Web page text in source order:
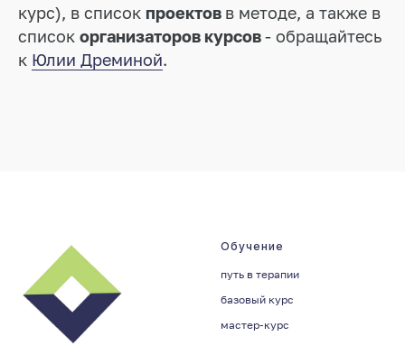
курс), в список проектов в методе, а также в
список организаторов курсов- обращайтесь
к Юлии Дреминой.
Обучение
путь в терапии
базовый курс
мастер-курс